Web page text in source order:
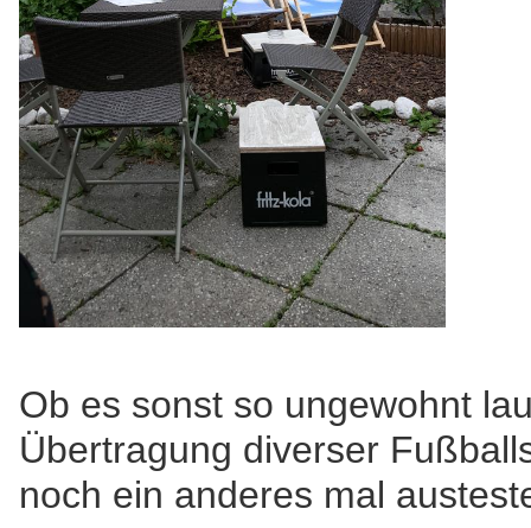
Ob es sonst so ungewohnt
Übertragung diverser
noch ein anderes mal